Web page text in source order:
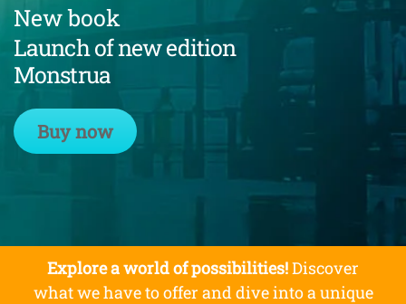
New book
Launch of new edition
Monstrua
Buy now
Explore a world of possibilities!Discover
what we have to offer and dive into a unique